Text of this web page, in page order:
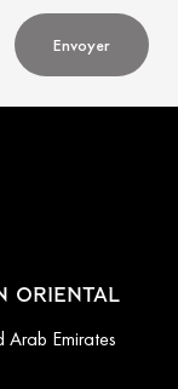
Envoyer
ORIENTAL
Arab Emirates